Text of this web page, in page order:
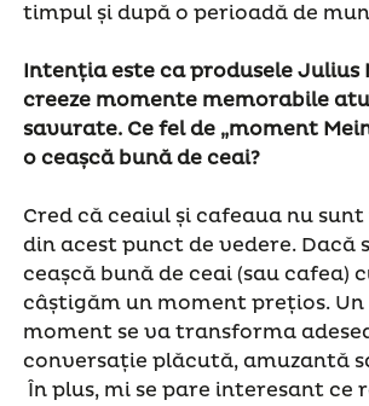
timpul și după o perioadă de
Intenția este ca produsele Julius
creeze momente memorabile
savurate. Ce fel de „moment
o ceașcă bună de ceai?
Cred că ceaiul și cafeaua nu
din acest punct de vedere. Dacă
ceașcă bună de ceai (sau cafea)
câștigăm un moment prețios. Un
moment se va transforma
conversație plăcută, amuzantă
În plus, mi se pare interesant